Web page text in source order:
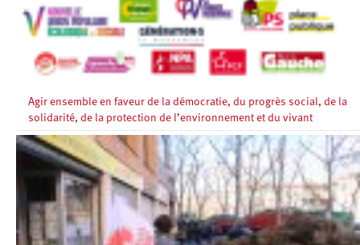
Agir ensemble en faveur de la démocratie, du progrès social, de la
solidarité, de la protection de l’environnement et du vivant